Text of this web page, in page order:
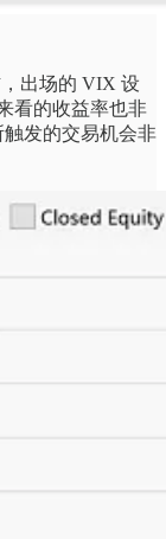
出场的 VIX 设
看的收益率也非
发的交易机会非